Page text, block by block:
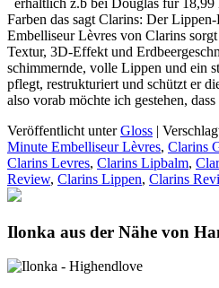
Farben das sagt Clarins: Der
Embelliseur Lèvres von Clarins
Textur, 3D-Effekt und
schimmernde, volle Lippen und ein
pflegt, restrukturiert und schützt er
also vorab möchte ich gestehen, dass
Veröffentlicht unter Gloss |
Minute Embelliseur Lèvres, Clarins
Clarins Levres, Clarins Lipbalm,
Review, Clarins Lippen, Clarins
Ilonka aus der Nähe von